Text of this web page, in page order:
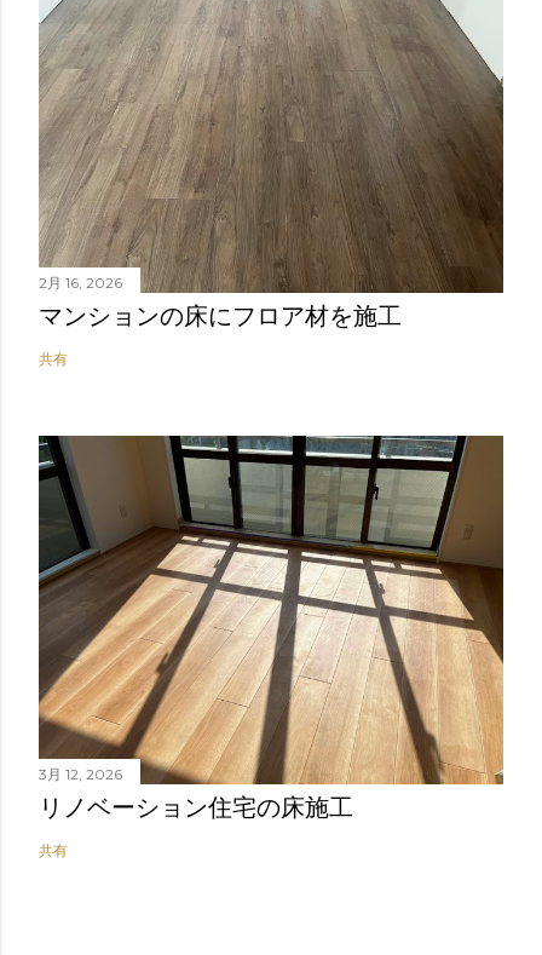
2月 16, 2026
マンションの床にフロア材を施工
共有
3月 12, 2026
リノベーション住宅の床施工
共有